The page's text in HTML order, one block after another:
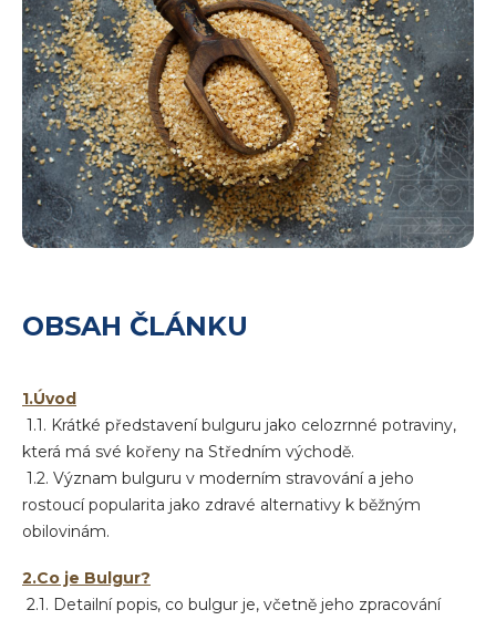
OBSAH ČLÁNKU
1.Úvod
1.1. Krátké představení bulguru jako celozrnné potraviny,
která má své kořeny na Středním východě.
1.2. Význam bulguru v moderním stravování a jeho
rostoucí popularita jako zdravé alternativy k běžným
obilovinám.
2.Co je Bulgur?
2.1. Detailní popis, co bulgur je, včetně jeho zpracování